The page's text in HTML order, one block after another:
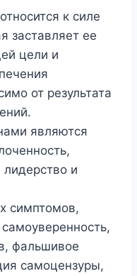
к силе
заставляет ее
цели и
от результата
являются
и
симптомов,
фальшивое
самоцензуры,